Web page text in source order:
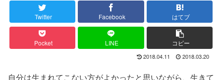
Twitter Facebook はてブ
Pocket LINE コピー
2018.04.11 2018.03.20
自分は生まれてこない方がよかったと思いながら、生きて